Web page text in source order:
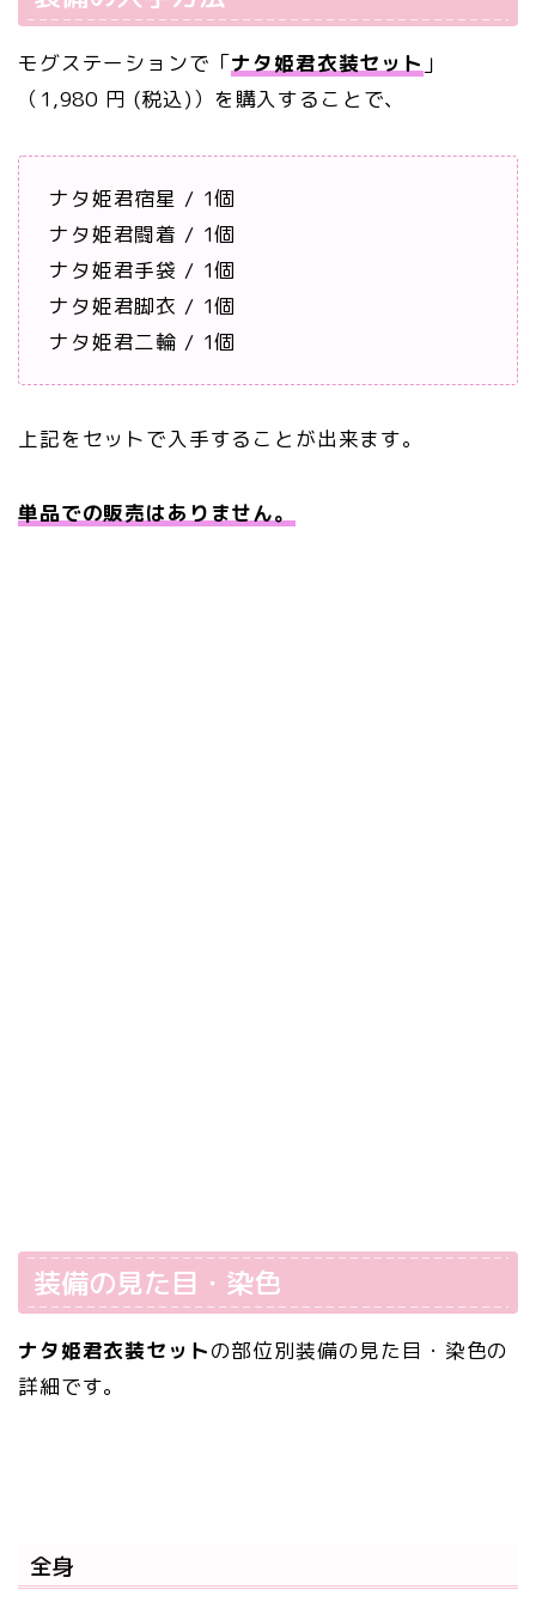
モグステーションで「ナタ姫君衣装セット 」
（1,980 円 (税込)）を購入することで、
ナタ姫君宿星 / 1個
ナタ姫君闘着 / 1個
ナタ姫君手袋 / 1個
ナタ姫君脚衣 / 1個
ナタ姫君二輪 / 1個
上記をセットで入手することが出来ます。
単品での販売はありません。
装備の見た目・染色
ナタ姫君衣装セットの部位別装備の見た目・染色の
詳細です。
全身